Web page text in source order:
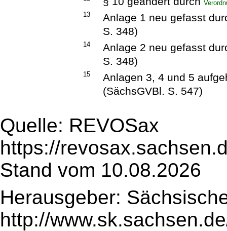
13
Anlage 1 neu gefasst
S. 348)
14
Anlage 2 neu gefasst
S. 348)
15
Anlagen 3, 4 und 5
(SächsGVBl. S. 547)
Quelle: REVOSax
https://
Stand vom 10.08.2026
Herausgeber:
http://